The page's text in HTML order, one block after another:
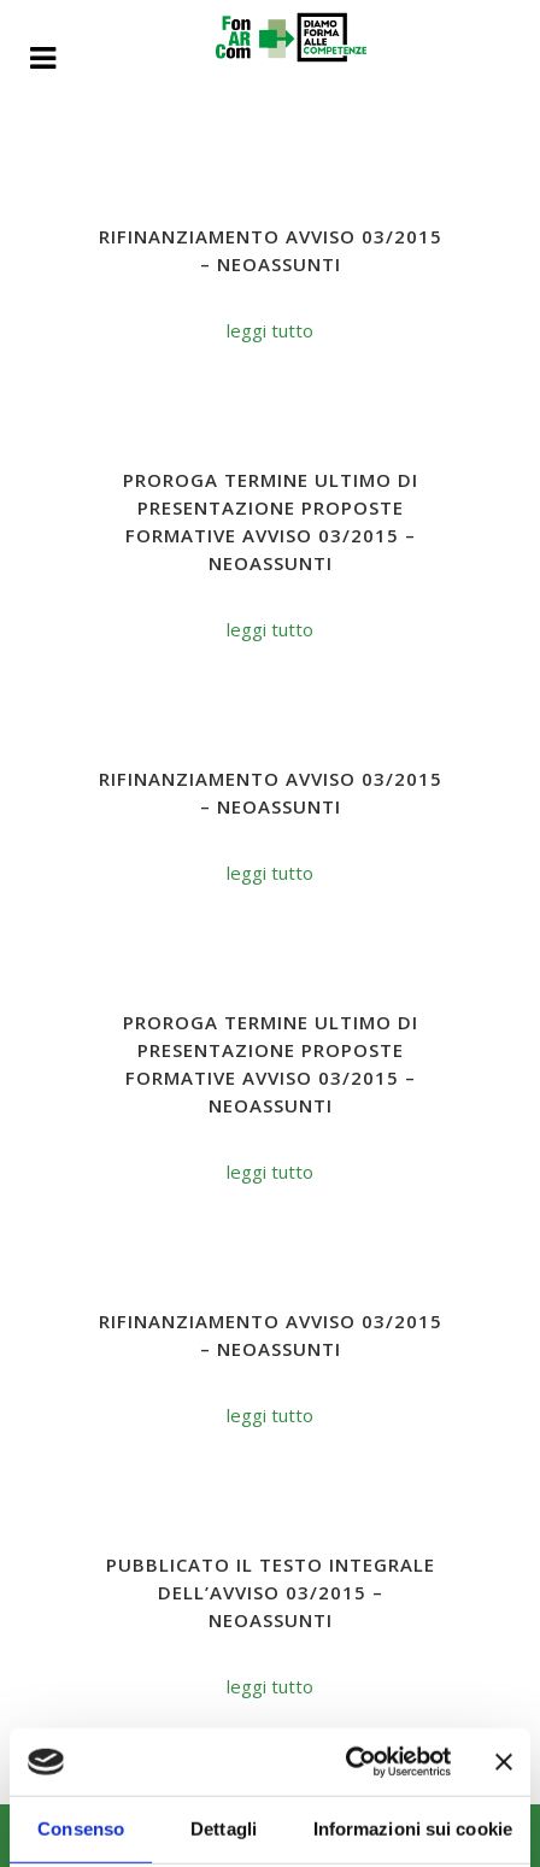
Consenso Dettagli Informazioni sui cookie
RIFINANZIAMENTO AVVISO 03/2015
– NEOASSUNTI
leggi tutto
PROROGA TERMINE ULTIMO DI
PRESENTAZIONE PROPOSTE
FORMATIVE AVVISO 03/2015 –
NEOASSUNTI
leggi tutto
RIFINANZIAMENTO AVVISO 03/2015
– NEOASSUNTI
leggi tutto
PROROGA TERMINE ULTIMO DI
PRESENTAZIONE PROPOSTE
FORMATIVE AVVISO 03/2015 –
NEOASSUNTI
leggi tutto
RIFINANZIAMENTO AVVISO 03/2015
– NEOASSUNTI
leggi tutto
PUBBLICATO IL TESTO INTEGRALE
DELL’AVVISO 03/2015 –
NEOASSUNTI
leggi tutto